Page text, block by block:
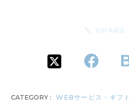
CATEGORY :
WEBサービス・ギフト